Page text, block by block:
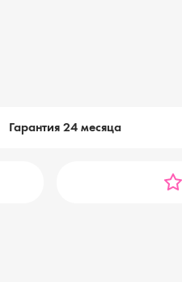
Гарантия 24 месяца